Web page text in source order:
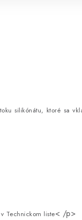
silikónátu, ktoré sa
Technickom liste< /p>